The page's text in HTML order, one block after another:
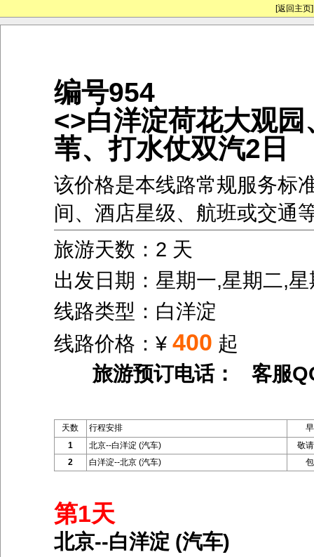
[返回主页]
编号954
<>白洋淀荷花大观园
苇、打水仗双汽2日
该价格是本线路常规服务标
间、酒店星级、航班或交通
旅游天数：2 天
出发日期：星期一,星期二,
线路类型：白洋淀
线路价格：¥ 400 起
旅游预订电话： 客服
天数 行程安排
1
北京--白洋淀 (汽车)
敬
2
白洋淀--北京 (汽车)
第1天
北京--白洋淀 (汽车)